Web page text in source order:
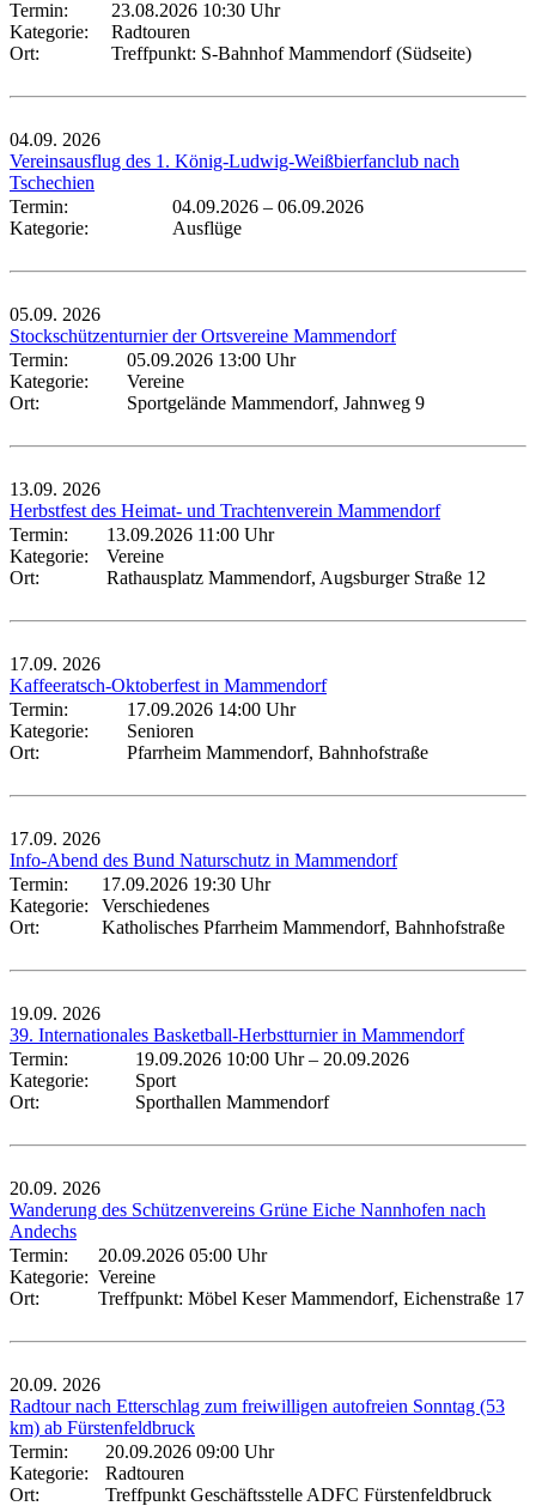
Termin:
23.08.2026 10:30 Uhr
Kategorie:
Radtouren
Ort:
Treffpunkt: S-Bahnhof Mammendorf (Südseite)
04.09. 2026
Vereinsausflug des 1. König-Ludwig-Weißbierfanclub nach
Tschechien
Termin:
04.09.2026 – 06.09.2026
Kategorie:
Ausflüge
05.09. 2026
Stockschützenturnier der Ortsvereine Mammendorf
Termin:
05.09.2026 13:00 Uhr
Kategorie:
Vereine
Ort:
Sportgelände Mammendorf, Jahnweg 9
13.09. 2026
Herbstfest des Heimat- und Trachtenverein Mammendorf
Termin:
13.09.2026 11:00 Uhr
Kategorie:
Vereine
Ort:
Rathausplatz Mammendorf, Augsburger Straße 12
17.09. 2026
Kaffeeratsch-Oktoberfest in Mammendorf
Termin:
17.09.2026 14:00 Uhr
Kategorie:
Senioren
Ort:
Pfarrheim Mammendorf, Bahnhofstraße
17.09. 2026
Info-Abend des Bund Naturschutz in Mammendorf
Termin:
17.09.2026 19:30 Uhr
Kategorie:
Verschiedenes
Ort:
Katholisches Pfarrheim Mammendorf, Bahnhofstraße
19.09. 2026
39. Internationales Basketball-Herbstturnier in Mammendorf
Termin:
19.09.2026 10:00 Uhr– 20.09.2026
Kategorie:
Sport
Ort:
Sporthallen Mammendorf
20.09. 2026
Wanderung des Schützenvereins Grüne Eiche Nannhofen nach
Andechs
Termin:
20.09.2026 05:00 Uhr
Kategorie: Vereine
Ort:
Treffpunkt: Möbel Keser Mammendorf, Eichenstraße 17
20.09. 2026
Radtour nach Etterschlag zum freiwilligen autofreien Sonntag (53
km) ab Fürstenfeldbruck
Termin:
20.09.2026 09:00 Uhr
Kategorie:
Radtouren
Ort:
Treffpunkt Geschäftsstelle ADFC Fürstenfeldbruck